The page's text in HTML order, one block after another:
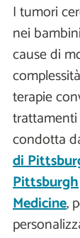
I tumori
nei
cause di
terapie
condotta
di
Pittsburgh
Medicine,